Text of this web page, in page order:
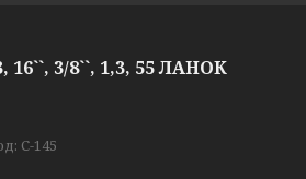
3/8``, 1,3, 55 ЛАНОК
С-145